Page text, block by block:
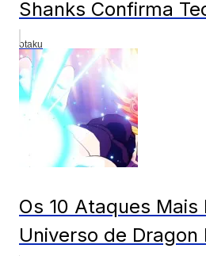
Shanks Confirma
otaku
Os 10 Ataques Mais
Universo de Dragon